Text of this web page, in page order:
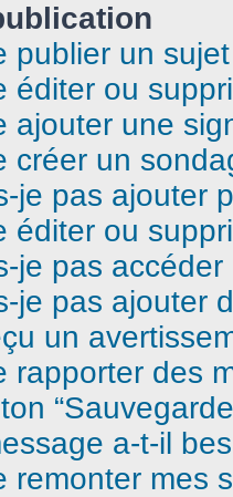
publier un
éditer ou
ajouter une
créer un
je pas ajouter
éditer ou
je pas
je pas ajouter
un
rapporter des
a-t-il
remonter mes